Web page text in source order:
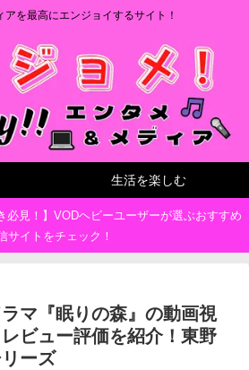
アを最高にエンジョイするサイト！
生活を楽しむ
必見！】VODヘビーユーザーが選ぶおすすめ
サイトをチェック！
ラマ『眠りの森』の動画視
ビュー評価を紹介！東野
ーズ